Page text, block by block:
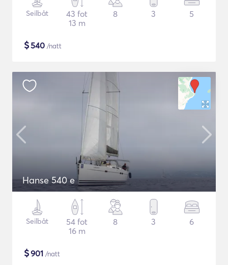
Seilbåt
43 fot
13 m
8 3 5
$540 /natt
Hanse 540 e
Seilbåt
54 fot
16 m
8 3 6
$901 /natt